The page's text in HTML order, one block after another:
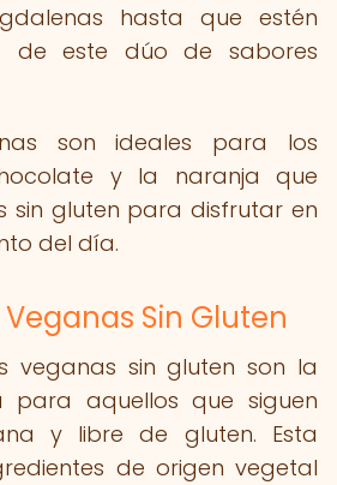
hasta que estén
de este dúo de sabores
son ideales para los
y la naranja que
sin gluten para disfrutar en
del día.
Sin Gluten
veganas sin gluten son la
para aquellos que siguen
y libre de gluten. Esta
de origen vegetal